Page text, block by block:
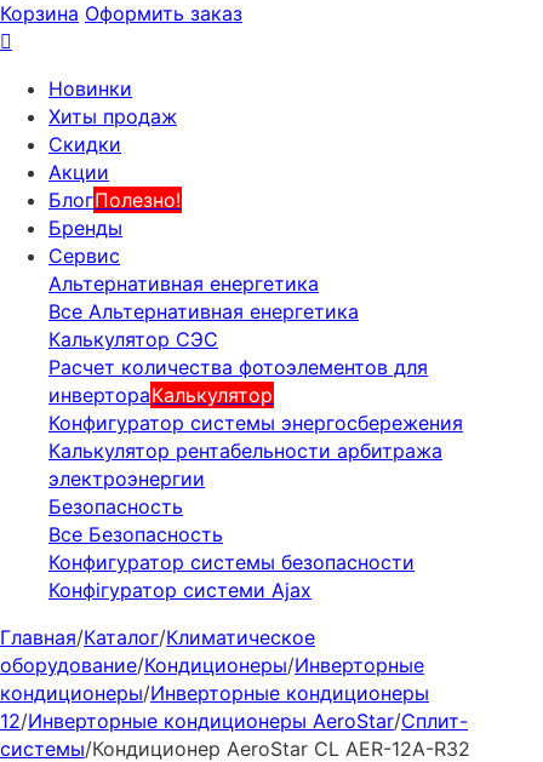
Корзина Оформить заказ
Новинки
Хиты продаж
Скидки
Акции
БлогПолезно!
Бренды
Сервис
Альтернативная енергетика
Все Альтернативная енергетика
Калькулятор СЭС
Расчет количества фотоэлементов для
инвертораКалькулятор
Конфигуратор системы энергосбережения
Калькулятор рентабельности арбитража
электроэнергии
Безопасность
Все Безопасность
Конфигуратор системы безопасности
Конфігуратор системи Ajax
Главная/Каталог/Климатическое
оборудование/Кондиционеры/Инверторные
кондиционеры/Инверторные кондиционеры
12/Инверторные кондиционеры AeroStar/Сплит-
системы/Кондиционер AeroStar CL AER-12A-R32